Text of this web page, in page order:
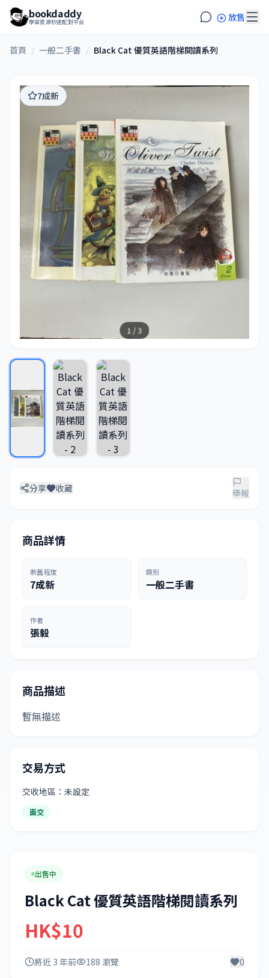
bookdaddy
學習資源秒速配對平台 放售
首頁 / 一般二手書 / Black Cat 優質英語階梯閱讀系列
1 / 3
7成新
分享 收藏 舉報
商品詳情
新舊程度
7成新
類別
一般二手書
作者
張毅
商品描述
暫無描述
交易方式
交收地區：未設定
面交
出售中
Black Cat 優質英語階梯閱讀系列
HK$10
將近 3 年前 188 瀏覽 0